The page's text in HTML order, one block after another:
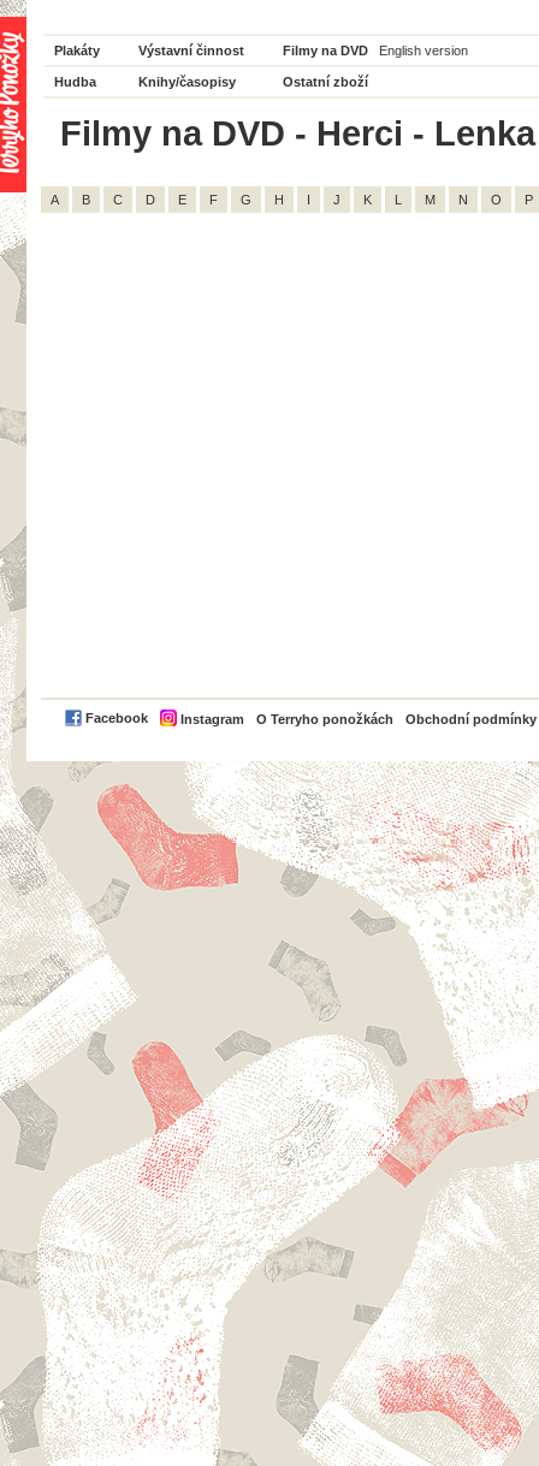
Plakáty Výstavní činnost Filmy na DVD English version
Hudba Knihy/časopisy Ostatní zboží
Filmy na DVD - Herci -
A B C D E F G H I J K L M N O P
Facebook Instagram O Terryho ponožkách Obchodní podmínky
PayPal